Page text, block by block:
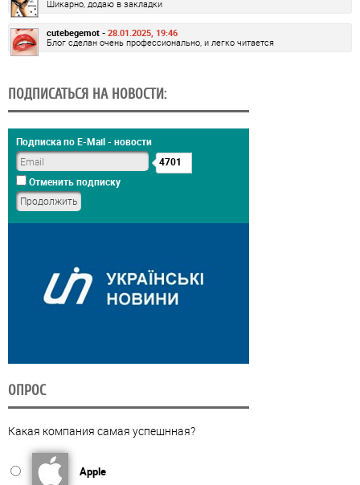
Шикарно, додаю в закладки
cutebegemot - 28.01.2025, 19:46
Блог сделан очень профессионально, и легко читается
ПОДПИСАТЬСЯ НА НОВОСТИ:
Подписка по E-Mail - новости
4701
Отменить подписку
ОПРОС
Какая компания самая успешнная?
Apple